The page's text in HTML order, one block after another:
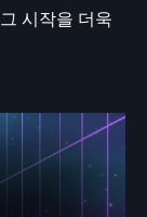
시작을 더욱